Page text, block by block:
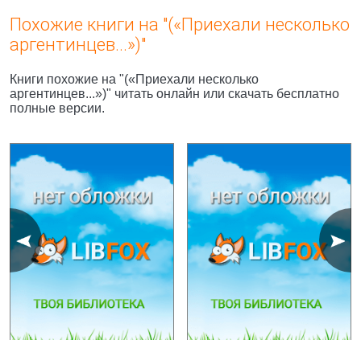
Похожие книги на "(«Приехали несколько
аргентинцев...»)"
Книги похожие на "(«Приехали несколько
аргентинцев...»)" читать онлайн или скачать бесплатно
полные версии.